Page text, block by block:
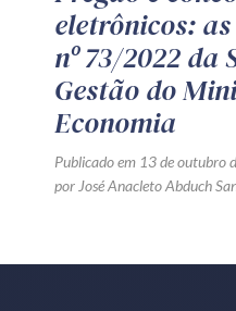
eletrônicos:
nº 73/2022 da
Gestão do
Economia
Publicado em 13 de outubro
por José Anacleto Abduch